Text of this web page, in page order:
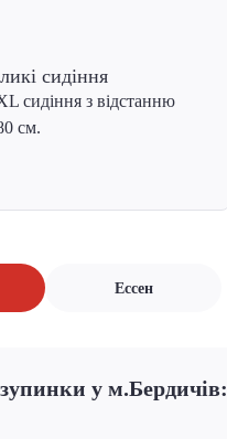
сидіння
сидіння з відстанню
см.
Ессен
у м.Бердичів: